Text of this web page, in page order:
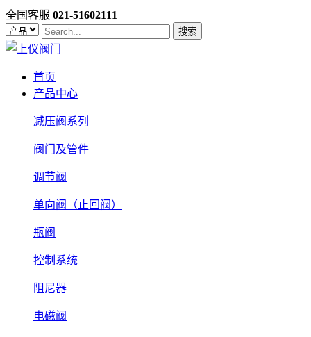
全国客服 021-51602111
搜索
首页
产品中心
减压阀系列
阀门及管件
调节阀
单向阀（止回阀）
瓶阀
控制系统
阻尼器
电磁阀